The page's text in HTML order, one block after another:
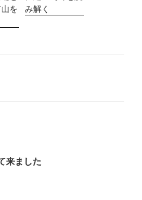
を
み解く
来ました